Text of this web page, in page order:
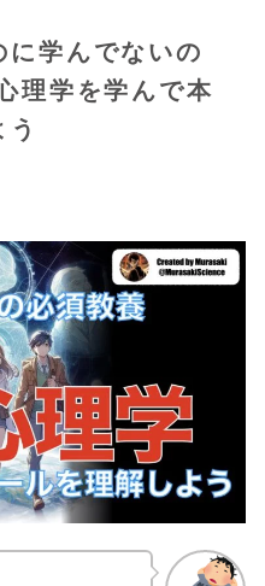
に学んでないの
理学を学んで本